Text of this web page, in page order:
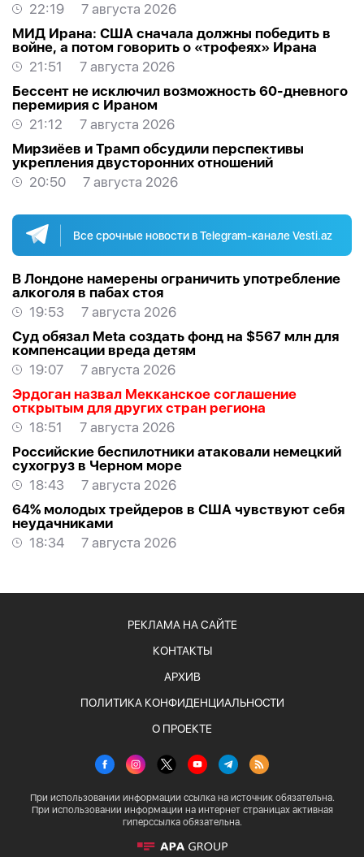
22:19
7 августа 2026
МИД Ирана: США сначала должны победить в
войне, а потом говорить о «трофеях» Ирана
21:51
7 августа 2026
Бессент не исключил возможность 60-дневного
перемирия с Ираном
21:12
7 августа 2026
Мирзиёев и Трамп обсудили перспективы
укрепления двусторонних отношений
20:50
7 августа 2026
Все срочные новости в Telegram-канале Vesti.az
В Лондоне намерены ограничить употребление
алкоголя в пабах стоя
19:53
7 августа 2026
Суд обязал Meta создать фонд на $567 млн для
компенсации вреда детям
19:07
7 августа 2026
Эрдоган назвал Мекканское соглашение
открытым для других стран региона
18:51
7 августа 2026
Российские беспилотники атаковали немецкий
сухогруз в Черном море
18:43
7 августа 2026
64% молодых трейдеров в США чувствуют себя
неудачниками
18:34
7 августа 2026
РЕКЛАМА НА САЙТЕ
КОНТАКТЫ
АРХИВ
ПОЛИТИКА КОНФИДЕНЦИАЛЬНОСТИ
О ПРОЕКТЕ
При использовании информации ссылка на источник обязательна.
При использовании информации на интернет страницах активная
гиперссылка обязательна.